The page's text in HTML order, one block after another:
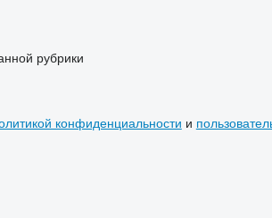
рубрики
конфиденциальности и